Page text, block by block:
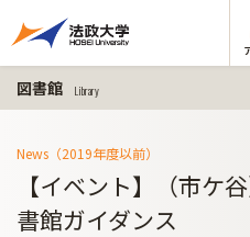
図書館 Library
News（2019年度以前）
【イベント】（市ケ
書館ガイダンス